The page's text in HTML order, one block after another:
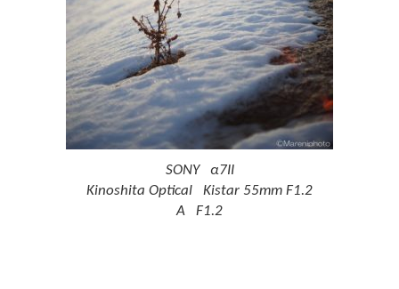
SONY α7II
Kinoshita Optical Kistar 55mm F1.2
A F1.2